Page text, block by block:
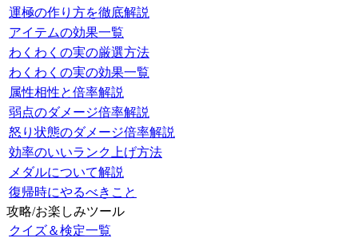
運極の作り方を徹底解説
アイテムの効果一覧
わくわくの実の厳選方法
わくわくの実の効果一覧
属性相性と倍率解説
弱点のダメージ倍率解説
怒り状態のダメージ倍率解説
効率のいいランク上げ方法
メダルについて解説
復帰時にやるべきこと
攻略/お楽しみツール
クイズ＆検定一覧